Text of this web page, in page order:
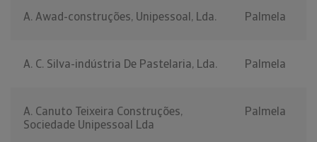
A. Awad-construções, Unipessoal, Lda. Palmela
A. C. Silva-indústria De Pastelaria, Lda. Palmela
A. Canuto Teixeira Construções,
Sociedade Unipessoal Lda
Palmela